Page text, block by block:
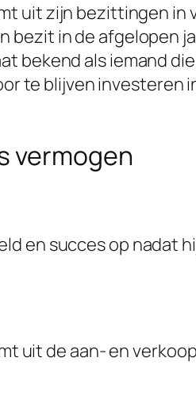
uit zijn bezittingen
bezit in de afgelopen
bekend als iemand
te blijven investeren
vermogen
en succes op nadat
uit de aan- en